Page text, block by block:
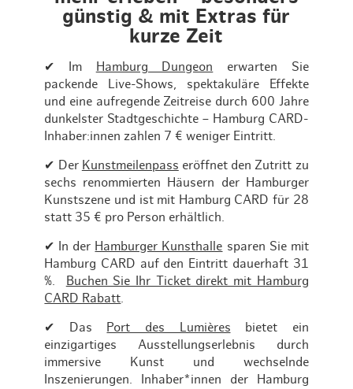
günstig & mit Extras für
kurze Zeit
✔ Im Hamburg Dungeon erwarten Sie
packende Live-Shows, spektakuläre Effekte
und eine aufregende Zeitreise durch 600 Jahre
dunkelster Stadtgeschichte – Hamburg CARD-
Inhaber:innen zahlen 7 € weniger Eintritt.
✔ Der Kunstmeilenpass eröffnet den Zutritt zu
sechs renommierten Häusern der Hamburger
Kunstszene und ist mit Hamburg CARD für 28
statt 35 € pro Person erhältlich.
✔ In der Hamburger Kunsthalle sparen Sie mit
Hamburg CARD auf den Eintritt dauerhaft 31
%.
Buchen Sie Ihr Ticket direkt mit Hamburg
CARD Rabatt.
✔ Das Port des Lumières bietet ein
einzigartiges Ausstellungserlebnis durch
immersive Kunst und wechselnde
Inszenierungen. Inhaber*innen der Hamburg